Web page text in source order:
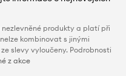
produkty a platí při
kombinovat s jinými
slevy vyloučeny. Podrobnosti
z akce